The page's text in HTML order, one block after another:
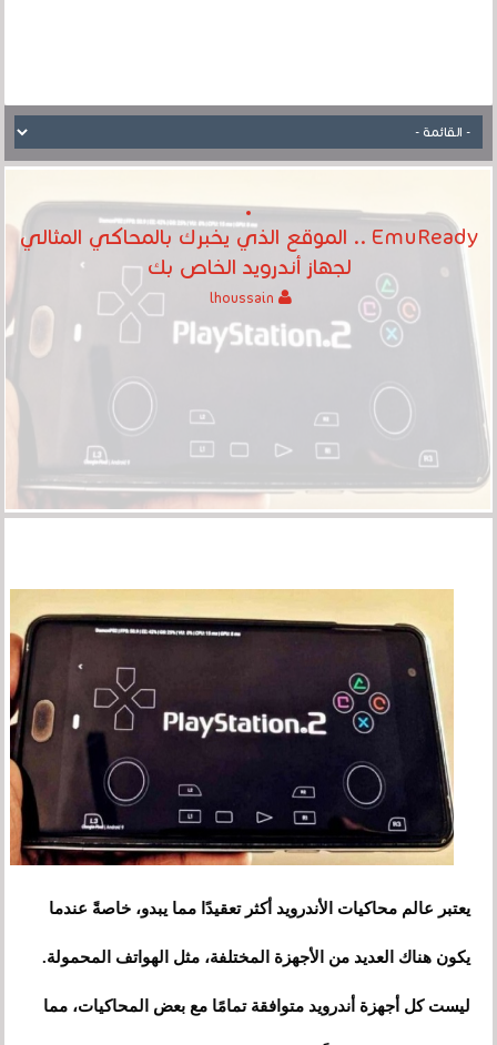
EmuReady .. الموقع الذي يخبرك بالمحاكي المثالي
لجهاز أندرويد الخاص بك
يعتبر عالم محاكيات الأندرويد أكثر تعقيدًا مما يبدو، خاصةً عندما
يكون هناك العديد من الأجهزة المختلفة، مثل الهواتف المحمولة.
ليست كل أجهزة أندرويد متوافقة تمامًا مع بعض المحاكيات، مما